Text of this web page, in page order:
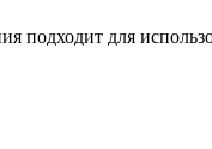
подходит для